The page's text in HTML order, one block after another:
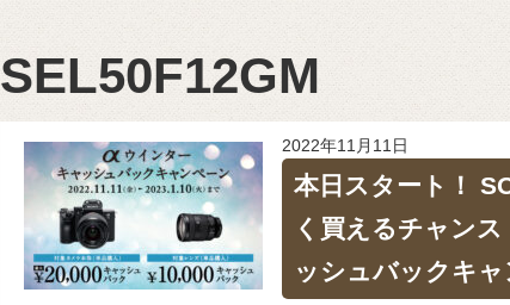
SEL50F12GM
2022年11月11日
本日スタート！
く買えるチャン
ッシュバックキャ